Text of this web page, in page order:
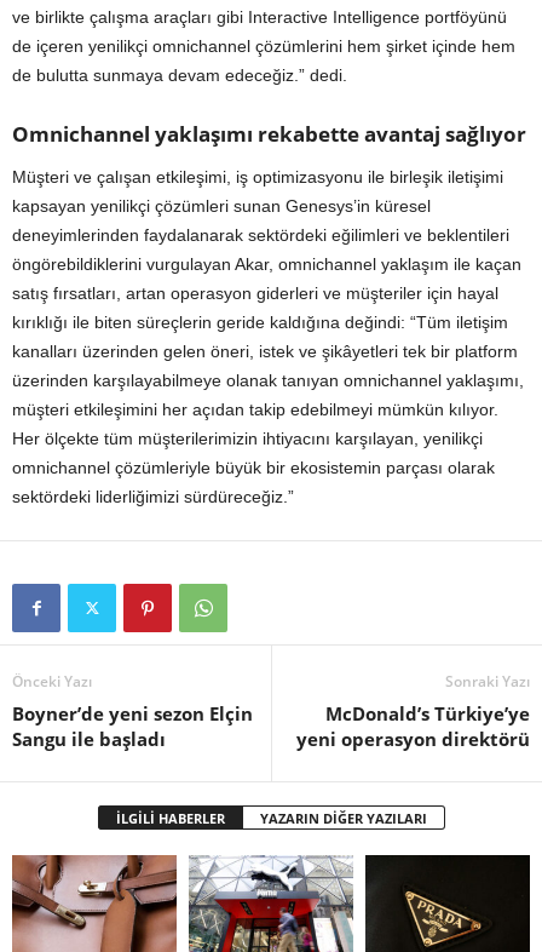
ve birlikte çalışma araçları gibi Interactive Intelligence portföyünü
de içeren yenilikçi omnichannel çözümlerini hem şirket içinde hem
de bulutta sunmaya devam edeceğiz.” dedi.
Omnichannel yaklaşımı rekabette avantaj sağlıyor
Müşteri ve çalışan etkileşimi, iş optimizasyonu ile birleşik iletişimi
kapsayan yenilikçi çözümleri sunan Genesys’in küresel
deneyimlerinden faydalanarak sektördeki eğilimleri ve beklentileri
öngörebildiklerini vurgulayan Akar, omnichannel yaklaşım ile kaçan
satış fırsatları, artan operasyon giderleri ve müşteriler için hayal
kırıklığı ile biten süreçlerin geride kaldığına değindi: “Tüm iletişim
kanalları üzerinden gelen öneri, istek ve şikâyetleri tek bir platform
üzerinden karşılayabilmeye olanak tanıyan omnichannel yaklaşımı,
müşteri etkileşimini her açıdan takip edebilmeyi mümkün kılıyor.
Her ölçekte tüm müşterilerimizin ihtiyacını karşılayan, yenilikçi
omnichannel çözümleriyle büyük bir ekosistemin parçası olarak
sektördeki liderliğimizi sürdüreceğiz.”
Önceki Yazı
Boyner’de yeni sezon Elçin
Sangu ile başladı
Sonraki Yazı
McDonald’s Türkiye’ye
yeni operasyon direktörü
İLGİLİ HABERLER YAZARIN DİĞER YAZILARI